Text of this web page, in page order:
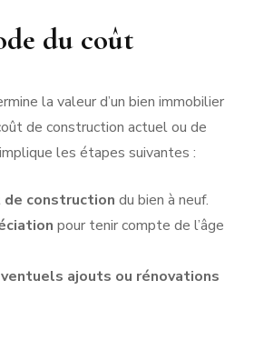
du coût
la valeur d’un bien immobilier
de construction actuel ou de
les étapes suivantes :
construction du bien à neuf.
pour tenir compte de l’âge
ajouts ou rénovations